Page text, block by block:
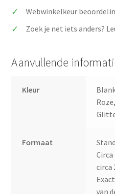
voor
verjaardag
aantal
Webwinkelkeur
Zoek je net iets anders?
Aanvullende
Kleur
Formaat
Circa
circa
van